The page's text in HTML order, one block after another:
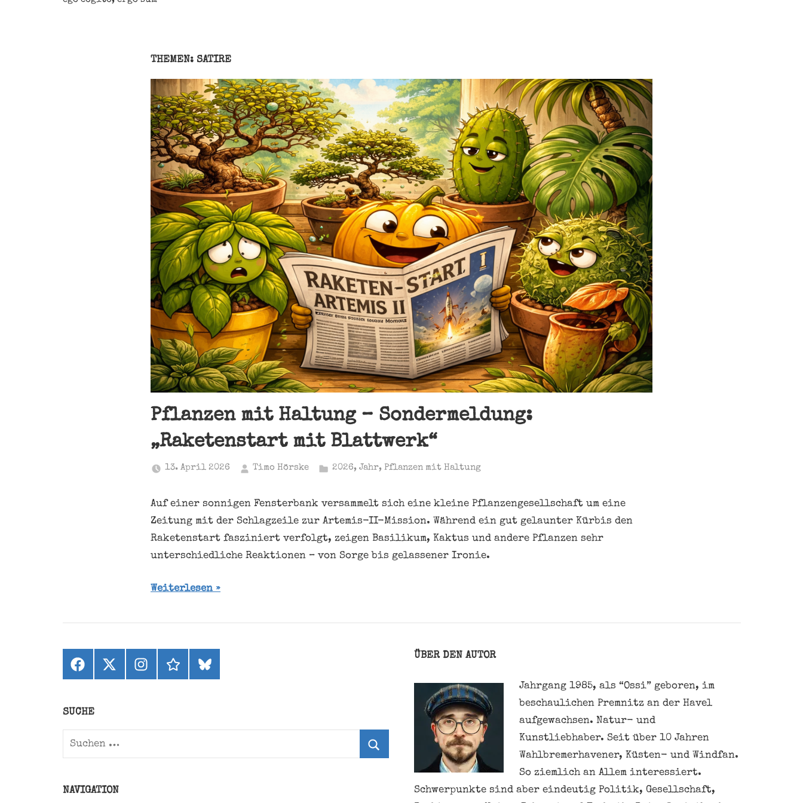
THEMEN: SATIRE
Pflanzen mit Haltung – Sondermeldung:
„Raketenstart mit Blattwerk“
13. April 2026 Timo Hörske 2026, Jahr, Pflanzen mit Haltung
Auf einer sonnigen Fensterbank versammelt sich eine kleine Pflanzengesellschaft um eine
Zeitung mit der Schlagzeile zur Artemis-II-Mission. Während ein gut gelaunter Kürbis den
Raketenstart fasziniert verfolgt, zeigen Basilikum, Kaktus und andere Pflanzen sehr
unterschiedliche Reaktionen – von Sorge bis gelassener Ironie.
Weiterlesen
Facebook
X
(ehemals
Instagramthreadsbluesky
SUCHE
Suchen
NAVIGATION
ÜBER DEN AUTOR
Jahrgang 1985, als “Ossi” geboren, im
beschaulichen Premnitz an der Havel
aufgewachsen. Natur- und
Kunstliebhaber. Seit über 10 Jahren
Wahlbremerhavener, Küsten- und Windfan.
So ziemlich an Allem interessiert.
Schwerpunkte sind aber eindeutig Politik, Gesellschaft,